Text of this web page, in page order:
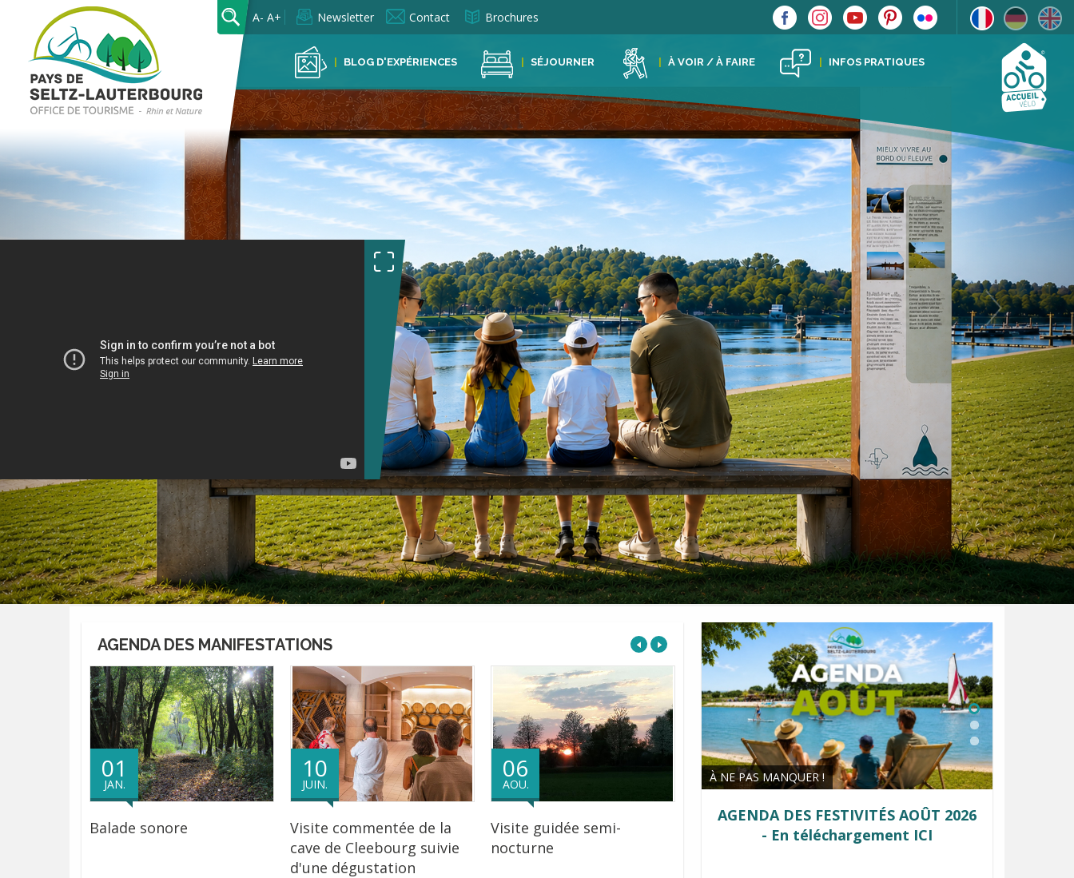
OK
A- A+ Newsletter Contact Brochures
BLOG D'EXPÉRIENCES SÉJOURNER À VOIR / À FAIRE INFOS PRATIQUES
Previous Next
PrecNext
AGENDA DES MANIFESTATIONS
01
JAN.
Balade sonore
10
JUIN.
Visite commentée de la
cave de Cleebourg suivie
d'une dégustation
06
AOU.
Visite guidée semi-
nocturne
À NE PAS MANQUER !
POTS D'ACCUEIL DES VACANCIERS
Lundis et mardis en juillet et août